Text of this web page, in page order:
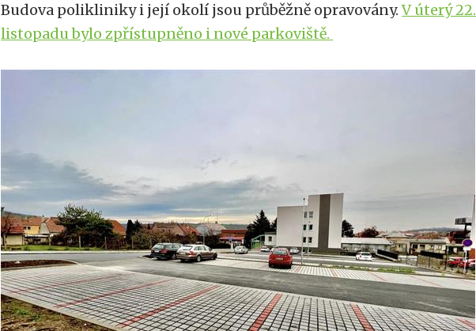
Budova polikliniky i její okolí jsou průběžně opravovány.V úterý 22.
listopadu bylo zpřístupněno i nové parkoviště.